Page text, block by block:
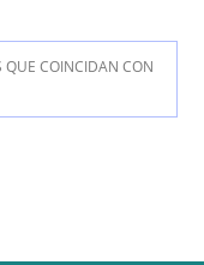
QUE COINCIDAN CON